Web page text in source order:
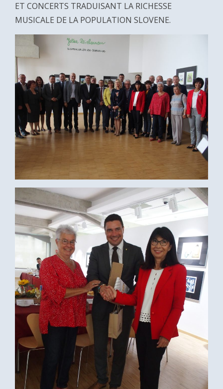
ET CONCERTS TRADUISANT LA RICHESSE
MUSICALE DE LA POPULATION SLOVENE.